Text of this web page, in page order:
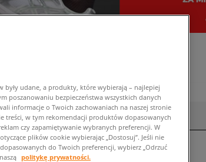
Rozmiar Marka(1)
były udane, a produkty, które wybierają – najlepiej
poszanowaniu bezpieczeństwa wszystkich danych
informacje o Twoich zachowaniach na naszej stronie
treści, w tym rekomendacji produktów dopasowanych
czy zapamiętywanie wybranych preferencji. W
plików cookie wybierając „Dostosuj”. Jeśli nie
do Twoich preferencji, wybierz „Odrzuć
politykę prywatności.